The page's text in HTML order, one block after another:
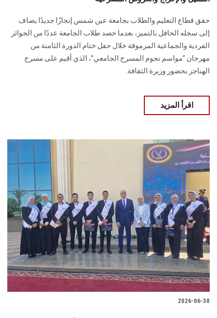
حقق قطاع التعليم والطلاب بجامعة عين شمس إنجازًا جديدًا يضاف
إلى سجله الحافل بالتميز، بعدما حصد طلاب الجامعة عددًا من الجوائز
الفردية والجماعية المرموقة خلال حفل ختام الدورة الثامنة من
مهرجان “مواسم نجوم المسرح الجامعي”، الذي أقيم على مسرح
الهناجر بحضور وزيرة الثقافة.
اقرأ المزيد
2026-06-30